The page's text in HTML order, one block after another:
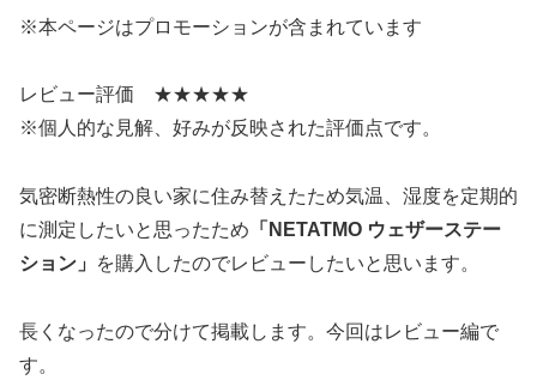
※本ページはプロモーションが含まれています
レビュー評価 ★★★★★
※個人的な見解、好みが反映された評価点です。
気密断熱性の良い家に住み替えたため気温、湿度を定期的
に測定したいと思ったため 「NETATMO ウェザーステー
ション」
を購入したのでレビューしたいと思います。
長くなったので分けて掲載します。今回はレビュー編で
す。